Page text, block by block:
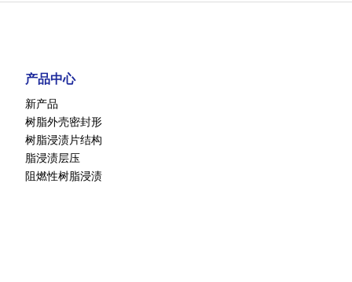
产品中心
新产品
树脂外壳密封形
树脂浸渍片结构
脂浸渍层压
阻燃性树脂浸渍